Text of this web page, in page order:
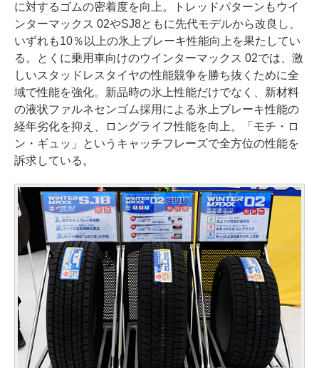
に対するゴムの密着度を向上。トレッドパターンもウイ
ンターマックス 02やSJ8ともに先代モデルから改良し、
いずれも10％以上の氷上ブレーキ性能向上を果たしてい
る。とくに乗用車向けのウインターマックス 02では、激
しいスタッドレスタイヤの性能競争を勝ち抜くために全
域で性能を強化。新品時の氷上性能だけでなく、新材料
の液状ファルネセンゴム採用による氷上ブレーキ性能の
経年劣化を抑え、ロングライフ性能を向上。「モチ・ロ
ン・ギュッ」というキャッチフレーズで全方位の性能を
訴求している。